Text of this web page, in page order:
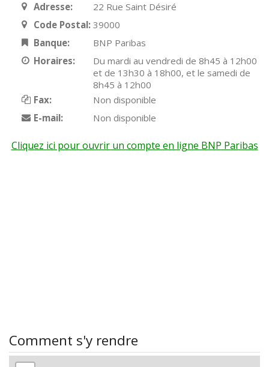
Adresse:
22 Rue Saint Désiré
Code Postal: 39000
Banque:
BNP Paribas
Horaires:
Du mardi au vendredi de 8h45 à 12h00
et de 13h30 à 18h00, et le samedi de
8h45 à 12h00
Fax:
Non disponible
E-mail:
Non disponible
Cliquez ici pour ouvrir un compte en ligne BNP Paribas
Comment s'y rendre